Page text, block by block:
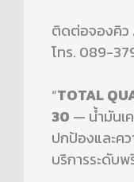
ติดต่อจองคิว
โทร. 089-
“TOTAL
30 — น้ำมันเ
ปกป้องและค
บริการระดับพ